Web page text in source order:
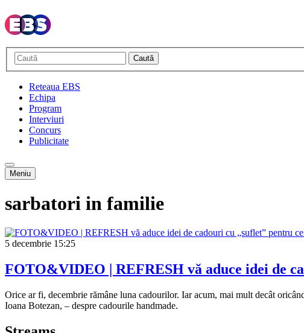
Caută
Reteaua EBS
Echipa
Program
Interviuri
Concurs
Publicitate
Meniu
sarbatori in familie
5 decembrie 15:25
FOTO&VIDEO | REFRESH vă aduce idei de
Orice ar fi, decembrie rămâne luna cadourilor. Iar acum, mai mult decât
Ioana Botezan, – despre cadourile handmade.